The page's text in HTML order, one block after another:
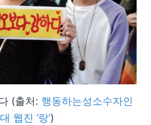
(출처: 행동하는성소수자인
웹진 ‘랑’)